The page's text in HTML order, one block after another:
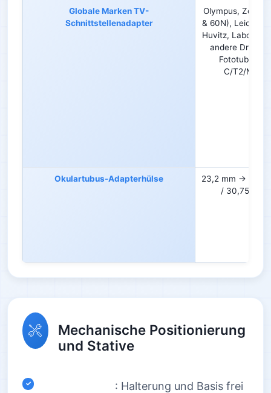
Globale Marken TV-
Schnittstellenadapter
Olympus, Zeiss
& 60N), Leica,
Huvitz, Labomed
andere
Fototubus →
C/T2/M52
Okulartubus-Adapterhülse
23,2 mm → 30 /
/ 30,75 mm
Mechanische Positionierung
und Stative
: Halterung und Basis frei